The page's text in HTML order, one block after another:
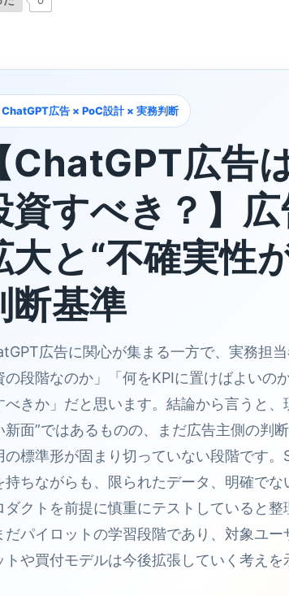
ChatGPT広告 × PoC設計 × 実務判断
【ChatGPT広告
資すべき？】
大と“不確実性
断基準
広告に関心が集まる一方で、実務担
の段階なのか」「何をKPIに置けばよいの
べきか」だと思います。結論から言うと
新面”ではあるものの、まだ広告主側の判
の標準形が固まり切っていない段階です
持ちながらも、限られたデータ、明確で
ダクトを前提に慎重にテストしていると
だパイロットの学習段階であり、対象ユ
トや買付モデルは今後拡張していく考えを